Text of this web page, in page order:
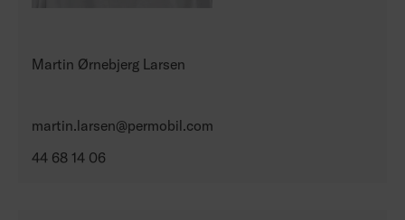
Martin Ørnebjerg Larsen
martin.larsen@permobil.com
44 68 14 06